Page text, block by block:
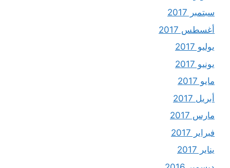
سبتمبر 2017
أغسطس 2017
يوليو 2017
يونيو 2017
مايو 2017
أبريل 2017
مارس 2017
فبراير 2017
يناير 2017